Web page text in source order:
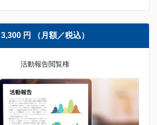
3,300 円 （月額／税込）
活動報告閲覧権